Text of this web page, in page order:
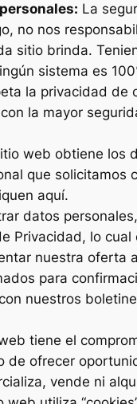
La
no nos
sitio brinda.
sistema es
la privacidad de
la mayor
web obtiene los
que
aquí.
datos
Privacidad, lo
nuestra
para
nuestros
tiene el
de ofrecer
vende ni